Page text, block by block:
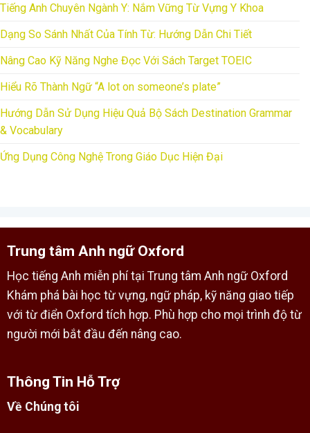
Tiếng Anh Chuyên Ngành Y: Nắm Vững Từ Vựng Y Khoa
Dạng So Sánh Nhất Của Tính Từ: Hướng Dẫn Chi Tiết
Nâng Cao Kỹ Năng Nghe Đọc Với Sách Target TOEIC
Hiểu Rõ Thành Ngữ “A lot on someone’s plate”
Hướng Dẫn Sử Dụng Hiệu Quả Bộ Sách Destination Grammar
& Vocabulary
Ứng Dụng Công Nghệ Trong Giáo Dục Hiện Đại
Trung tâm Anh ngữ Oxford
Học tiếng Anh miễn phí tại Trung tâm Anh ngữ Oxford
Khám phá bài học từ vựng, ngữ pháp, kỹ năng giao tiếp
với từ điển Oxford tích hợp. Phù hợp cho mọi trình độ từ
người mới bắt đầu đến nâng cao.
Thông Tin Hỗ Trợ
Về Chúng tôi